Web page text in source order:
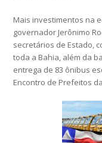
Mais investimentos na
governador Jerônimo
secretários de Estado,
toda a Bahia, além da
entrega de 83 ônibus
Encontro de Prefeitos